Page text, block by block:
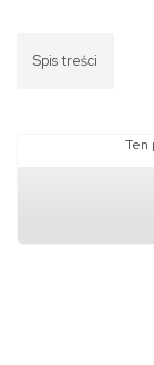
Spis treści
Ten